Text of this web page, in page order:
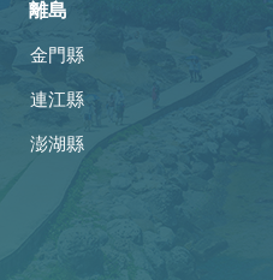
離島
金門縣
連江縣
澎湖縣